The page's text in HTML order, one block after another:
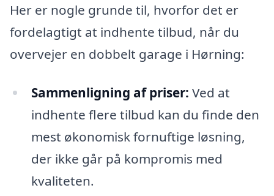
Her er nogle grunde til, hvorfor det er
fordelagtigt at indhente tilbud, når du
overvejer en dobbelt garage i Hørning:
Sammenligning af priser: Ved at
indhente flere tilbud kan du finde den
mest økonomisk fornuftige løsning,
der ikke går på kompromis med
kvaliteten.